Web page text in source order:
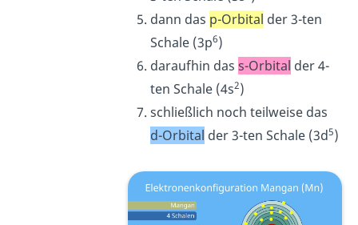
dann das p-Orbital der 3-ten
Schale (3p6)
daraufhin das s-Orbital der 4-
ten Schale (4s2)
schließlich noch teilweise das
d-Orbital der 3-ten Schale (3d5)